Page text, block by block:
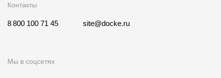
Контакты
8 800 100 71 45 site@docke.ru
Мы в соцсетях